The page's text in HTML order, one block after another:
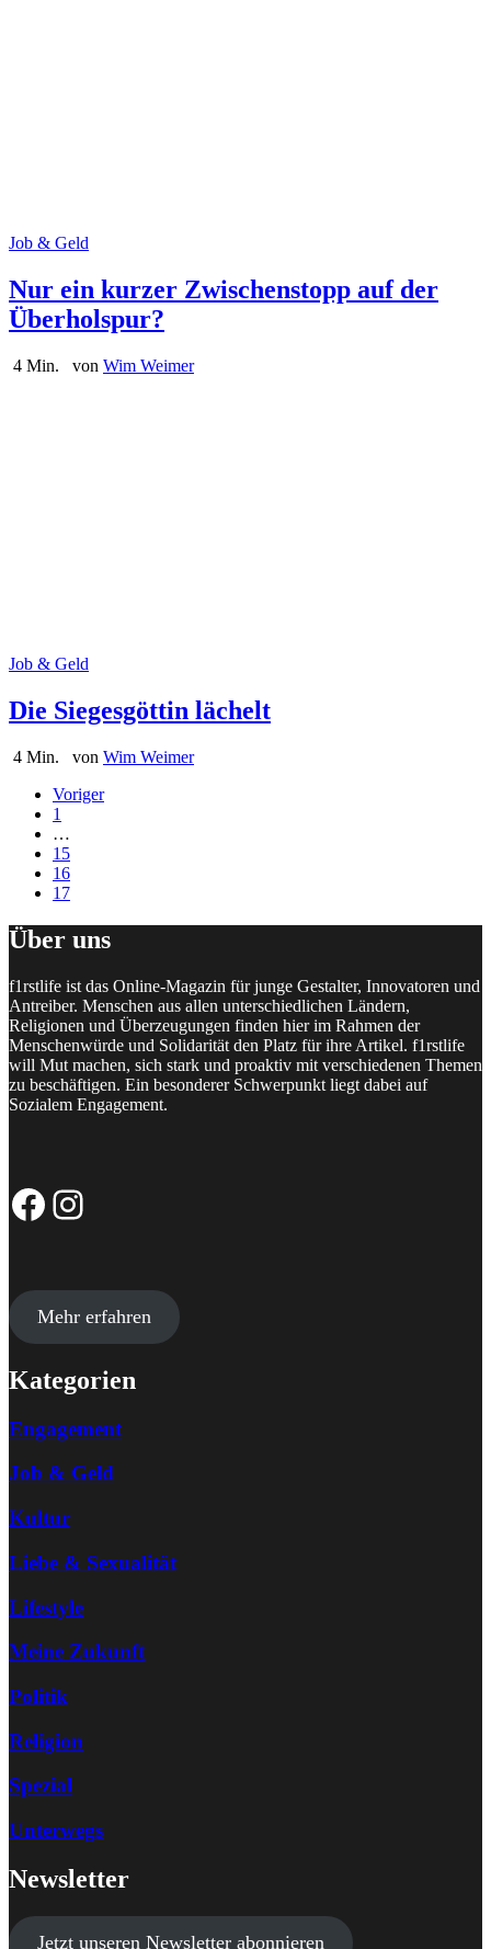
Job & Geld
Nur ein kurzer Zwischenstopp auf der
Überholspur?
4 Min. von Wim Weimer
Job & Geld
Die Siegesgöttin lächelt
4 Min. von Wim Weimer
Voriger
Seite
1
pages
omitted
…
Seite
15
Seite
16
Seite
17
Über uns
f1rstlife ist das Online-Magazin für junge Gestalter, Innovatoren und
Antreiber. Menschen aus allen unterschiedlichen Ländern,
Religionen und Überzeugungen finden hier im Rahmen der
Menschenwürde und Solidarität den Platz für ihre Artikel. f1rstlife
will Mut machen, sich stark und proaktiv mit verschiedenen Themen
zu beschäftigen. Ein besonderer Schwerpunkt liegt dabei auf
Sozialem Engagement.
Facebook-SeiteInstagram-Profil
Mehr erfahren
Kategorien
Engagement
Job & Geld
Kultur
Liebe & Sexualität
Lifestyle
Meine Zukunft
Politik
Religion
Spezial
Unterwegs
Newsletter
Jetzt unseren Newsletter abonnieren